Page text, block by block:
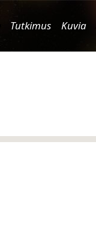
Tutkimus Kuvia